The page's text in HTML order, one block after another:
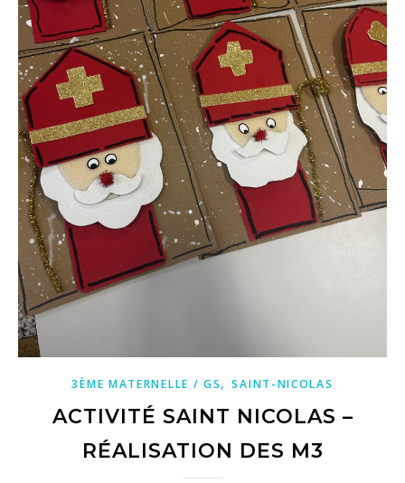
3ÈME MATERNELLE / GS,SAINT-NICOLAS
ACTIVITÉ SAINT NICOLAS –
RÉALISATION DES M3